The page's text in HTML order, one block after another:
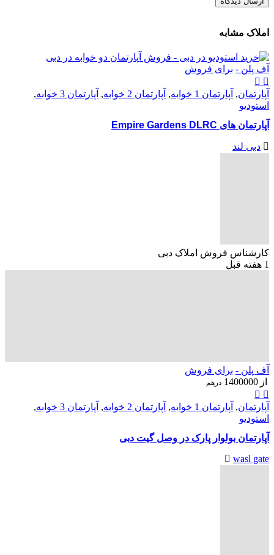
املاک مشابه
آف پلن - برای فروش
آپارتمان, آپارتمان 1 خوابه , آپارتمان 2 خوابه , آپارتمان 3 خوابه
,
استودیو
آپارتمان های Empire Gardens DLRC
دبی لند
کارشناس فروش املاک دبی
1 هفته قبل
آف پلن - برای فروش
از 1400000 درهم
آپارتمان, آپارتمان 1 خوابه , آپارتمان 2 خوابه , آپارتمان 3 خوابه
,
استودیو
آپارتمان بولوار پارک در وصل گیت دبی
wasl gate